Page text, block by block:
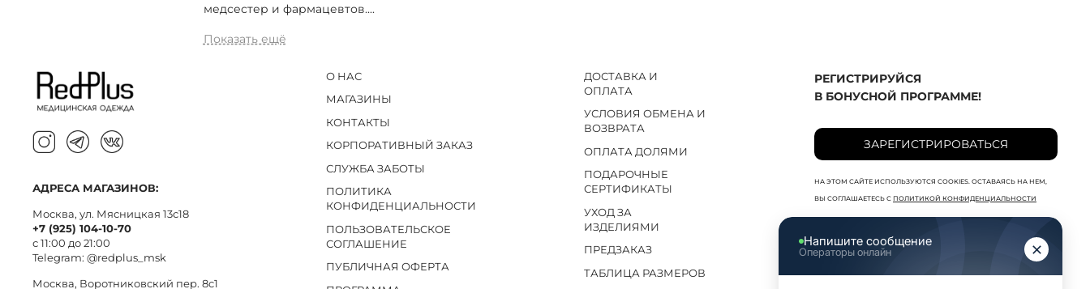
медсестер и фармацевтов....
Показать ещё
О НАС
МАГАЗИНЫ
КОНТАКТЫ
КОРПОРАТИВНЫЙ ЗАКАЗ
СЛУЖБА ЗАБОТЫ
ПОЛИТИКА
КОНФИДЕНЦИАЛЬНОСТИ
ПОЛЬЗОВАТЕЛЬСКОЕ
СОГЛАШЕНИЕ
ПУБЛИЧНАЯ ОФЕРТА
ДОСТАВКА И
ОПЛАТА
УСЛОВИЯ ОБМЕНА И
ВОЗВРАТА
ОПЛАТА ДОЛЯМИ
ПОДАРОЧНЫЕ
СЕРТИФИКАТЫ
УХОД ЗА
ИЗДЕЛИЯМИ
ПРЕДЗАКАЗ
ТАБЛИЦА РАЗМЕРОВ
РЕГИСТРИРУЙСЯ
В БОНУСНОЙ ПРОГРАММЕ!
ЗАРЕГИСТРИРОВАТЬСЯ
НА ЭТОМ САЙТЕ ИСПОЛЬЗУЮТСЯ COOKIES. ОСТАВАЯСЬ НА НЕМ,
ВЫ СОГЛАШАЕТЕСЬ С ПОЛИТИКОЙ КОНФИДЕНЦИАЛЬНОСТИ
АДРЕСА МАГАЗИНОВ:
Москва, ул. Мясницкая 13с18
+7 (925) 104-10-70
с 11:00 до 21:00
Telegram: @redplus_msk
Москва, Воротниковский пер. 8c1